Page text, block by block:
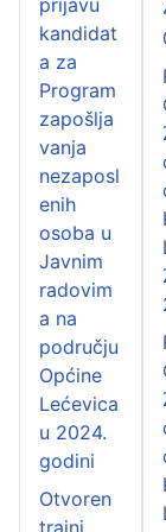
kandidat
a za
Program
zapošlja
vanja
nezaposl
enih
osoba u
Javnim
radovim
a na
području
Općine
Lećevica
u 2024.
godini
Otvoren
trajni